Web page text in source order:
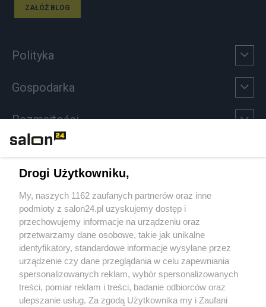
ZAŁÓŻ BLOG
Polityka
Gospodarka
Rozmaitości
Sport
Społeczeństwo
Kultura
Drogi Użytkowniku,
My, naszych 1162 zaufanych partnerów oraz inne
podmioty z salon24.pl uzyskujemy dostęp i
przechowujemy informacje na urządzeniu oraz
przetwarzamy dane osobowe, takie jak unikalne
identyfikatory, standardowe informacje wysyłane przez
urządzenie czy dane przeglądania w celu zapewniania
spersonalizowanych reklam, wybór spersonalizowanych
treści, pomiar reklam i treści, badanie odbiorców oraz
ulepszanie usług. Za zgodą Użytkownika my i Zaufani